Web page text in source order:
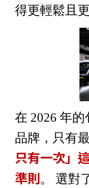
得更輕鬆且
在 2026 年
品牌，只有
只有一次」
準則。
選對